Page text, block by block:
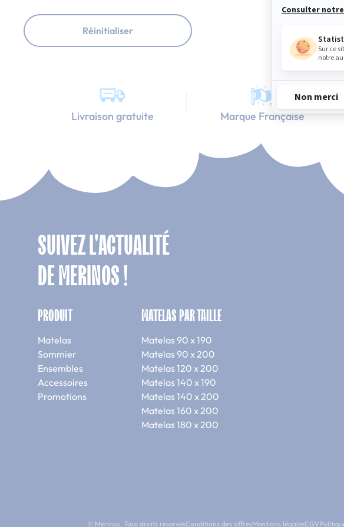
Réinitialiser
Livraison gratuite Marque Française
SUIVEZ L'ACTUALITÉ
DE MERINOS !
PRODUIT
Matelas
Sommier
Ensembles
Accessoires
Promotions
MATELAS PAR TAILLE
Matelas 90 x 190
Matelas 90 x 200
Matelas 120 x 200
Matelas 140 x 190
Matelas 140 x 200
Matelas 160 x 200
Matelas 180 x 200
© Merinos. Tous droits reservésConditions des offresMentions légalesCGV